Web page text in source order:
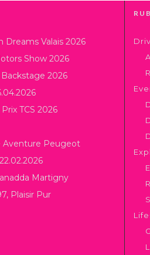
Dreams Valais 2026
Show 2026
Backstage 2026
TCS 2026
Aventure Peugeot
Martigny
Plaisir Pur